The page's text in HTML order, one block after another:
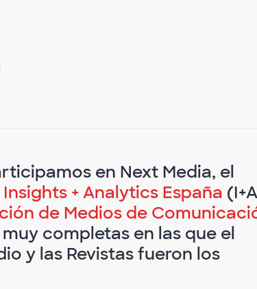
en Next Media, el
Insights + Analytics España
de Medios de
completas en las que el
y las Revistas fueron los